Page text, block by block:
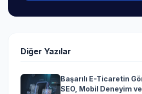
Diğer Yazılar
Başarılı E-Ticaretin
SEO, Mobil Deneyim